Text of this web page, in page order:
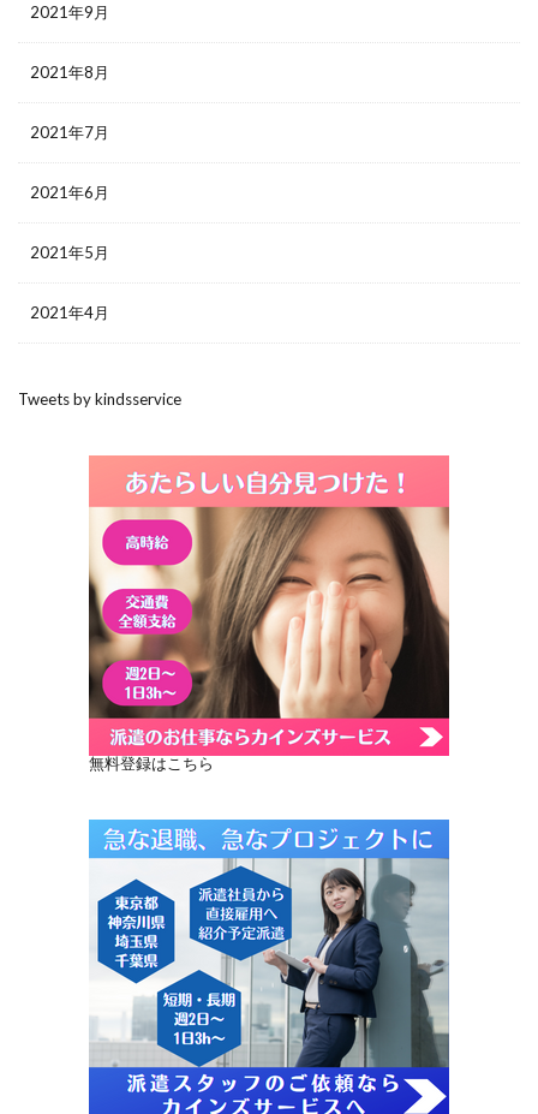
2021年9月
2021年8月
2021年7月
2021年6月
2021年5月
2021年4月
Tweets by kindsservice
無料登録はこちら